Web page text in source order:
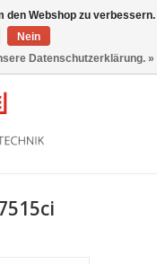
den Webshop zu verbessern.
Nein
Datenschutzerklärung. »